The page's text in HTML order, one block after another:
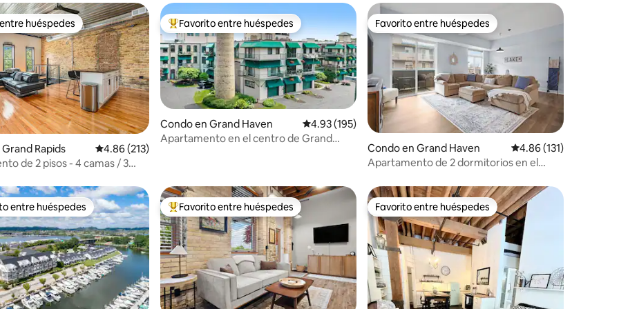
5 de 5, 7 reseñas
huéspedes
huéspedes
Rapids Calificación promedio: 4.86 de 5, 213 reseñas
4.86 (213)
de 2 pisos - 4 camas / 3
Favorito entre huéspedes preferido
Favorito entre huéspedes
Condo en Grand Haven Calificación promedio: 4.93 de 5, 195 reseñas
4.93 (195)
Apartamento en el centro de Grand
Favorito entre huéspedes
Favorito entre huéspedes
Condo en Grand Haven Calificación promedio:
4.86 (131)
Apartamento de 2 dormitorios en el
huéspedes preferido
entre huéspedes Favorito entre huéspedes preferido
Favorito entre huéspedes Favorito entre huéspedes
Favorito entre huéspedes